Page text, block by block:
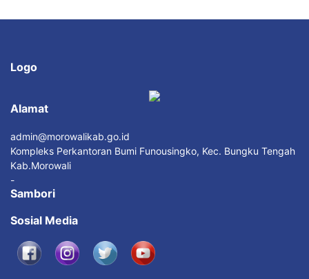
Logo
Alamat
admin@morowalikab.go.id
Kompleks Perkantoran Bumi Funousingko, Kec. Bungku Tengah
Kab.Morowali
-
Sambori
Sosial Media